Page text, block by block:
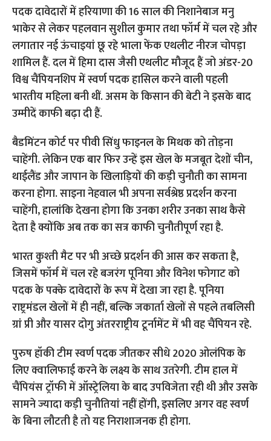
पदक दावेदारों में हरियाणा की 16 साल की निशानेबाज मनु
भाकेर से लेकर पहलवान सुशील कुमार तथा फॉर्म में चल रहे और
लगातार नई ऊंचाइयां छू रहे भाला फेंक एथलीट नीरज चोपड़ा
शामिल हैं. दल में हिमा दास जैसी एथलीट मौजूद हैं जो अंडर-20
विश्व चैंपियनशिप में स्वर्ण पदक हासिल करने वाली पहली
भारतीय महिला बनी थीं. असम के किसान की बेटी ने इसके बाद
उम्मीदें काफी बढ़ा दी हैं.
बैडमिंटन कोर्ट पर पीवी सिंधु फाइनल के मिथक को तोड़ना
चाहेंगी. लेकिन एक बार फिर उन्हें इस खेल के मजबूत देशों चीन,
थाईलैंड और जापान के खिलाड़ियों की कड़ी चुनौती का सामना
करना होगा. साइना नेहवाल भी अपना सर्वश्रेष्ठ प्रदर्शन करना
चाहेंगी, हालांकि देखना होगा कि उनका शरीर उनका साथ कैसे
देता है क्योंकि अब तक का सत्र काफी चुनौतीपूर्ण रहा है.
भारत कुश्ती मैट पर भी अच्छे प्रदर्शन की आस कर सकता है,
जिसमें फॉर्म में चल रहे बजरंग पूनिया और विनेश फोगाट को
पदक के पक्के दावेदारों के रूप में देखा जा रहा है. पूनिया
राष्ट्रमंडल खेलों में ही नहीं, बल्कि जकार्ता खेलों से पहले तबलिसी
ग्रां प्री और यासर दोगु अंतरराष्ट्रीय टूर्नामेंट में भी वह चैंपियन रहे.
पुरुष हॉकी टीम स्वर्ण पदक जीतकर सीधे 2020 ओलंपिक के
लिए क्वालिफाई करने के लक्ष्य के साथ उतरेगी. टीम हाल में
चैंपियंस ट्रॉफी में ऑस्ट्रेलिया के बाद उपविजेता रही थी और उसके
सामने ज्यादा कड़ी चुनौतियां नहीं होंगी, इसलिए अगर वह स्वर्ण
के बिना लौटती है तो यह निराशाजनक ही होगा.